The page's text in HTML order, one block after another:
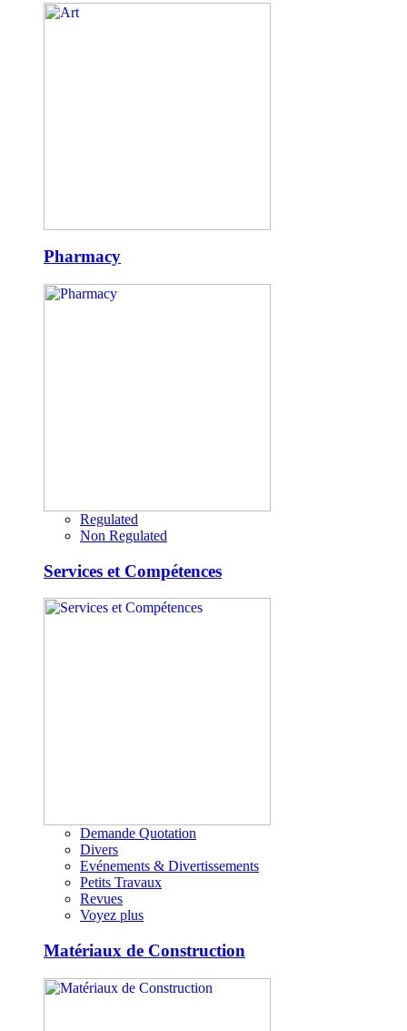
Pharmacy
Regulated
Non Regulated
Services et Compétences
Demande Quotation
Divers
Evénements & Divertissements
Petits Travaux
Revues
Voyez plus
Matériaux de Construction